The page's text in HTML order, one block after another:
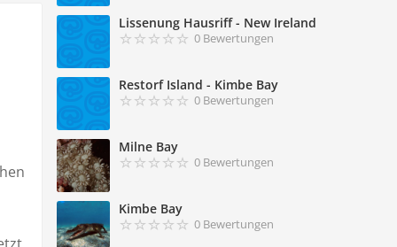
Lissenung Hausriff - New Ireland
0 Bewertungen
Restorf Island - Kimbe Bay
0 Bewertungen
Milne Bay
0 Bewertungen
Kimbe Bay
0 Bewertungen